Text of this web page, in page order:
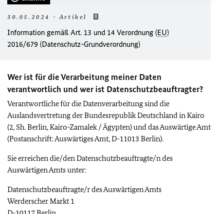
30.05.2024 - Artikel
Information gemäß Art. 13 und 14 Verordnung (EU)
2016/679 (Datenschutz-Grundverordnung)
Wer ist für die Verarbeitung meiner Daten
verantwortlich und wer ist Datenschutzbeauftragter?
Verantwortliche für die Datenverarbeitung sind die
Auslandsvertretung der Bundesrepublik Deutschland in Kairo
(2, Sh. Berlin, Kairo-Zamalek / Ägypten) und das Auswärtige Amt
(Postanschrift: Auswärtiges Amt, D-11013 Berlin).
Sie erreichen die/den Datenschutzbeauftragte/n des
Auswärtigen Amts unter:
Datenschutzbeauftragte/r des Auswärtigen Amts
Werderscher Markt 1